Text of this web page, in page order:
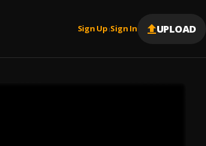
Sign Up |Sign In UPLOAD